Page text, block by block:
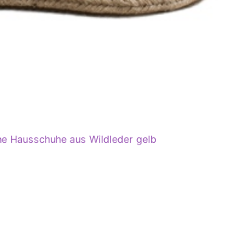
Hausschuhe aus Wildleder gelb